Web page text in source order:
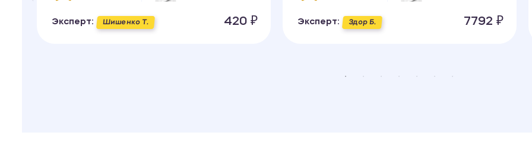
Эксперт: Шишенко Т. 420 ₽ Эксперт: Здор Б. 7792 ₽